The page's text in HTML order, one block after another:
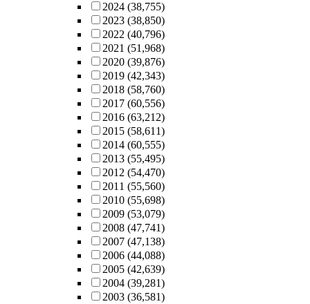
2024 (38,755)
2023 (38,850)
2022 (40,796)
2021 (51,968)
2020 (39,876)
2019 (42,343)
2018 (58,760)
2017 (60,556)
2016 (63,212)
2015 (58,611)
2014 (60,555)
2013 (55,495)
2012 (54,470)
2011 (55,560)
2010 (55,698)
2009 (53,079)
2008 (47,741)
2007 (47,138)
2006 (44,088)
2005 (42,639)
2004 (39,281)
2003 (36,581)